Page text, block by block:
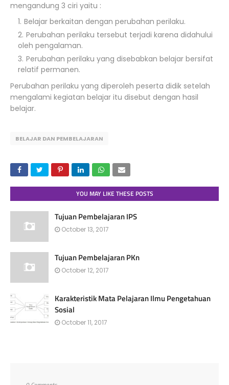
mengandung 3 ciri yaitu :
Belajar berkaitan dengan perubahan perilaku.
Perubahan perilaku tersebut terjadi karena didahului
oleh pengalaman.
Perubahan perilaku yang disebabkan belajar bersifat
relatif permanen.
Perubahan perilaku yang diperoleh peserta didik setelah
mengalami kegiatan belajar itu disebut dengan hasil
belajar.
BELAJAR DAN PEMBELAJARAN
YOU MAY LIKE THESE POSTS
Tujuan Pembelajaran IPS
October 13, 2017
Tujuan Pembelajaran PKn
October 12, 2017
Karakteristik Mata Pelajaran Ilmu Pengetahuan
Sosial
October 11, 2017